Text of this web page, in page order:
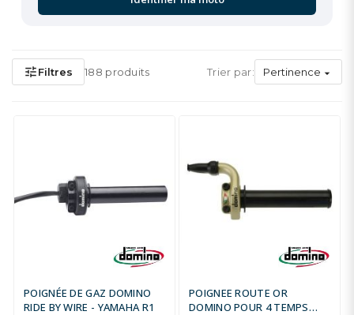
tuneFiltres 188 produits Trier par: Pertinence 
POIGNÉE DE GAZ DOMINO
RIDE BY WIRE - YAMAHA R1
POIGNEE ROUTE OR
DOMINO POUR 4 TEMPS